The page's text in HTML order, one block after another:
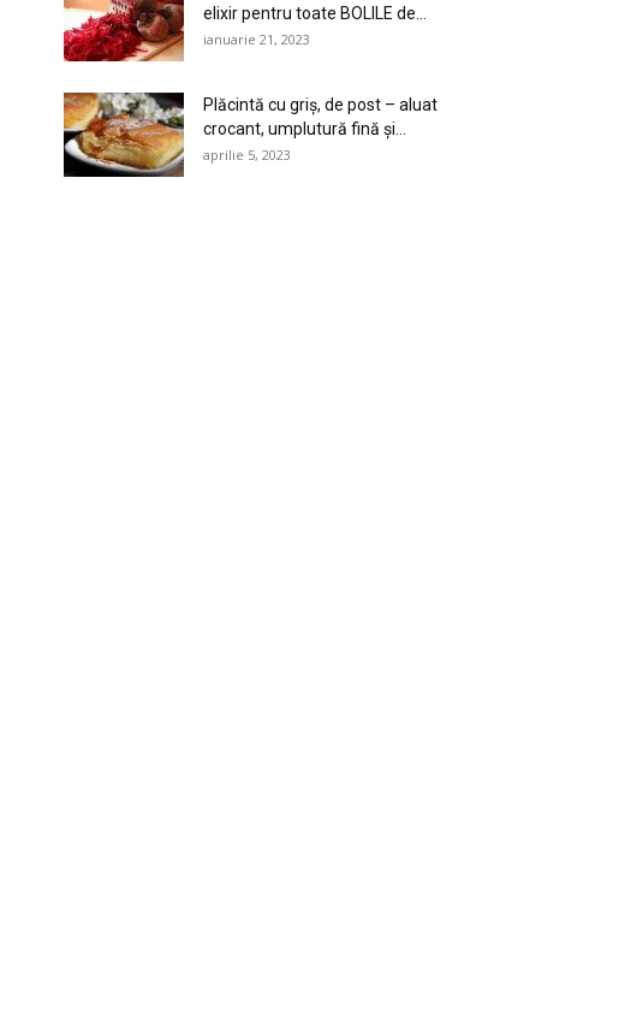
elixir pentru toate BOLILE de...
ianuarie 21, 2023
Plăcintă cu griș, de post – aluat
crocant, umplutură fină și...
aprilie 5, 2023